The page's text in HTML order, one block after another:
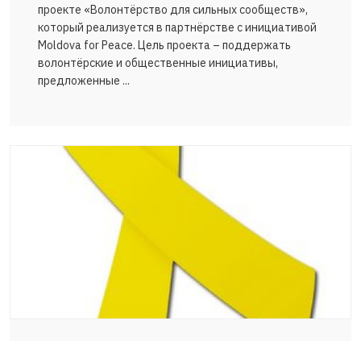
проекте «Волонтёрство для сильных сообществ»,
который реализуется в партнёрстве с инициативой
Moldova for Peace. Цель проекта – поддержать
волонтёрские и общественные инициативы,
предложенные ...